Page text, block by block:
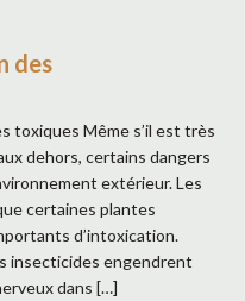
des
toxiques Même s’il est très
dehors, certains dangers
extérieur. Les
certaines plantes
d’intoxication.
insecticides engendrent
dans […]